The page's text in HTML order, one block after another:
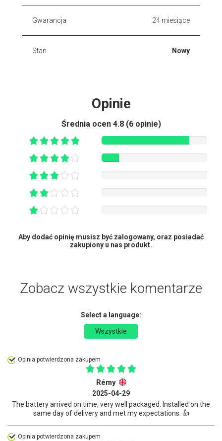
Gwarancja 24 miesiące
Stan Nowy
Opinie
Średnia ocen 4.8 (6 opinie)
Aby dodać opinię musisz być zalogowany, oraz posiadać
zakupiony u nas produkt.
Zobacz wszystkie komentarze
Select a language:
Wszystkie
Opinia potwierdzona zakupem
Rémy
2025-04-29
The battery arrived on time, very well packaged. Installed on the
same day of delivery and met my expectations. 👍
Opinia potwierdzona zakupem